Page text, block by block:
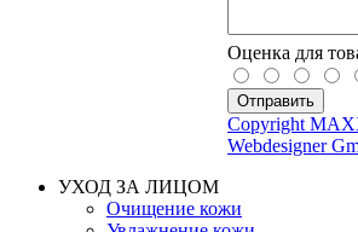
Оценка для
Copyright
Webdesigner
УХОД ЗА ЛИЦОМ
Очищение кожи